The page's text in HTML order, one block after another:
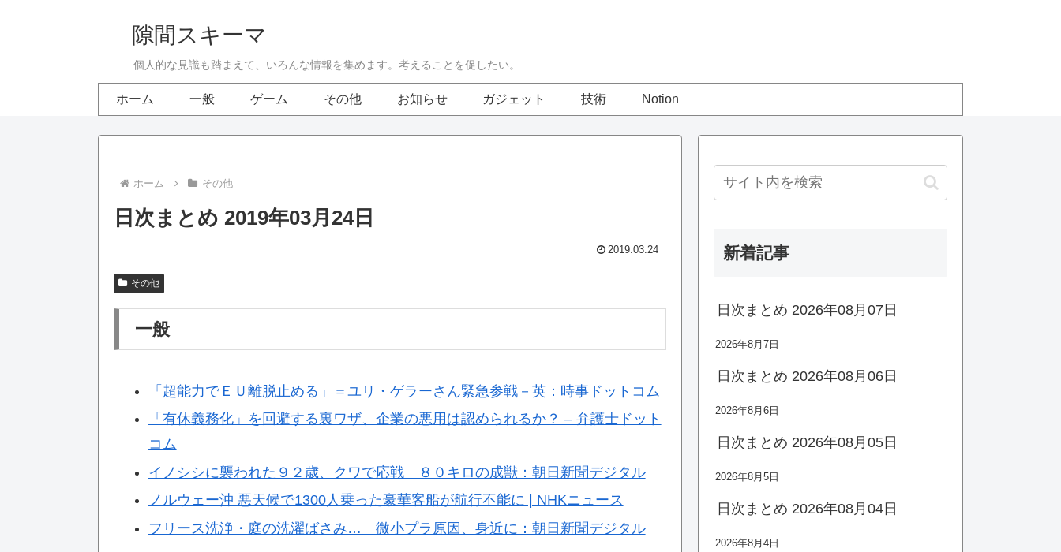
隙間スキーマ
個人的な見識も踏まえて、いろんな情報を集めます。考えることを促したい。
ホーム 一般 ゲーム その他 お知らせ ガジェット 技術 Notion
ホーム その他
日次まとめ 2019年03月24日
2019.03.24
その他
一般
「超能力でＥＵ離脱止める」＝ユリ・ゲラーさん緊急参戦－英：時事ドットコム
「有休義務化」を回避する裏ワザ、企業の悪用は認められるか？ – 弁護士ドット
コム
イノシシに襲われた９２歳、クワで応戦 ８０キロの成獣：朝日新聞デジタル
ノルウェー沖 悪天候で1300人乗った豪華客船が航行不能に | NHKニュース
フリース洗浄・庭の洗濯ばさみ… 微小プラ原因、身近に：朝日新聞デジタル
新着記事
日次まとめ 2026年08月07日
2026年8月7日
日次まとめ 2026年08月06日
2026年8月6日
日次まとめ 2026年08月05日
2026年8月5日
日次まとめ 2026年08月04日
2026年8月4日